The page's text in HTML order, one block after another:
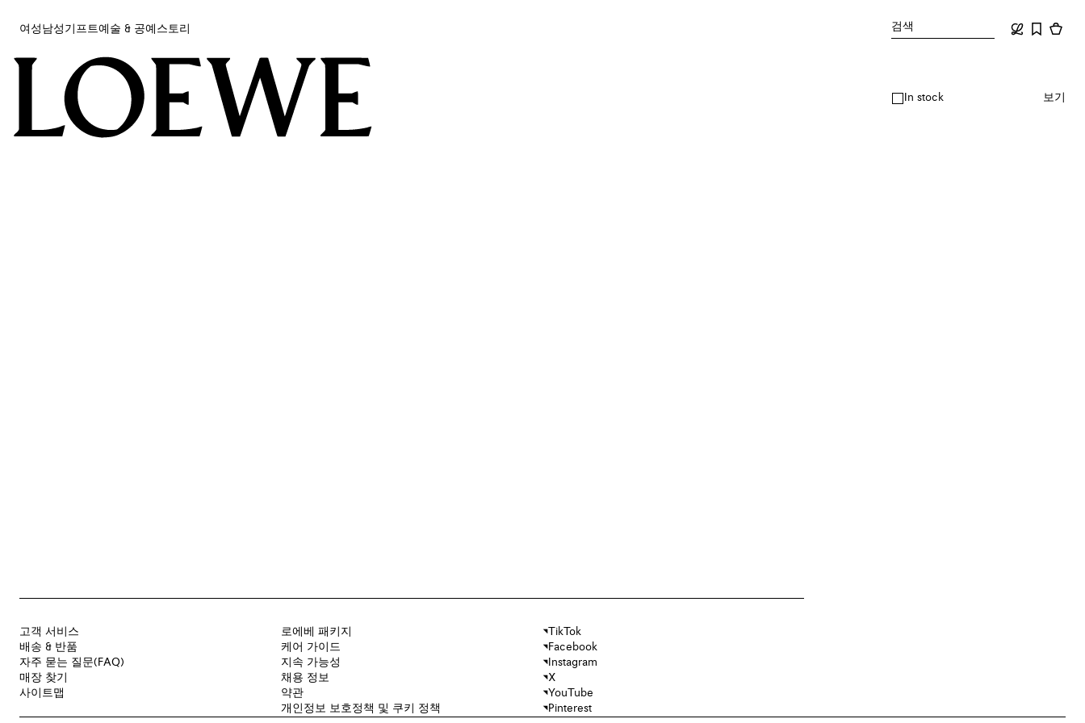
여성 남성 기프트예술 & 공예 스토리 검색
여성
예술 & 공예
Sort by In stock 보기
고객 서비스
배송 & 반품
자주 묻는 질문(FAQ)
매장 찾기
사이트맵
로에베 패키지
케어 가이드
지속 가능성
채용 정보
약관
개인정보 보호정책 및 쿠키 정책
TikTok
Facebook
Instagram
X
YouTube
Pinterest